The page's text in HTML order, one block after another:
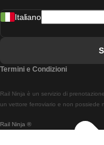
Rail Ninja ®
Rail Ninja è un servizio di
un vettore ferroviario e non possiede
Italiano
Termini e Condizioni